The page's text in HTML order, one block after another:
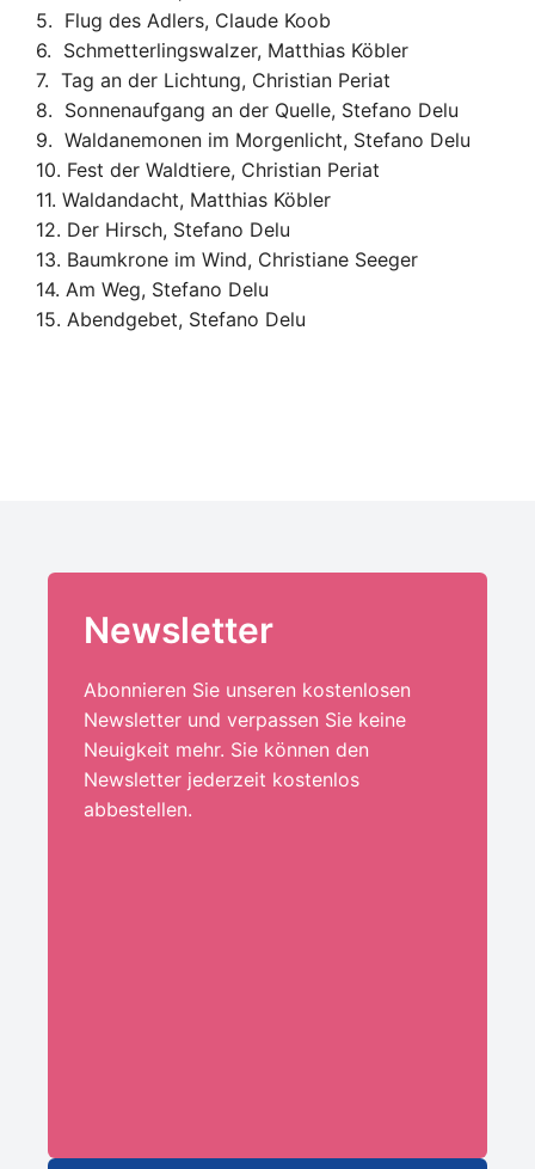
5. Flug des Adlers, Claude Koob
6. Schmetterlingswalzer, Matthias Köbler
7. Tag an der Lichtung, Christian Periat
8. Sonnenaufgang an der Quelle, Stefano Delu
9. Waldanemonen im Morgenlicht, Stefano Delu
10. Fest der Waldtiere, Christian Periat
11. Waldandacht, Matthias Köbler
12. Der Hirsch, Stefano Delu
13. Baumkrone im Wind, Christiane Seeger
14. Am Weg, Stefano Delu
15. Abendgebet, Stefano Delu
Newsletter
Abonnieren Sie unseren kostenlosen
Newsletter und verpassen Sie keine
Neuigkeit mehr. Sie können den
Newsletter jederzeit kostenlos
abbestellen.